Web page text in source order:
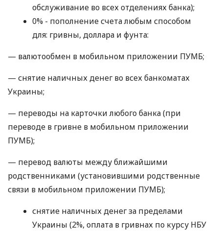
обслуживание во всех отделениях банка);
0% - пополнение счета любым способом
для: гривны, доллара и фунта:
— валютообмен в мобильном приложении ПУМБ;
— снятие наличных денег во всех банкоматах
Украины;
— переводы на карточки любого банка (при
переводе в гривне в мобильном приложении
ПУМБ);
— перевод валюты между ближайшими
родственниками (установившими родственные
связи в мобильном приложении ПУМБ);
снятие наличных денег за пределами
Украины (2%, оплата в гривнах по курсу НБУ